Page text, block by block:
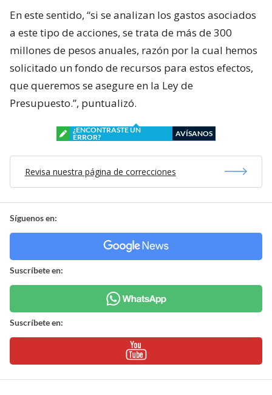
En este sentido, “si se analizan los gastos asociados
a este tipo de acciones, se trata de más de 300
millones de pesos anuales, razón por la cual hemos
solicitado un fondo de recursos para estos efectos,
que queremos se asegure en la Ley de
Presupuesto.”, puntualizó.
¿ENCONTRASTE UN
ERROR?
AVÍSANOS
Revisa nuestra página de correcciones
Síguenos en:
Suscríbete en:
Suscríbete en: